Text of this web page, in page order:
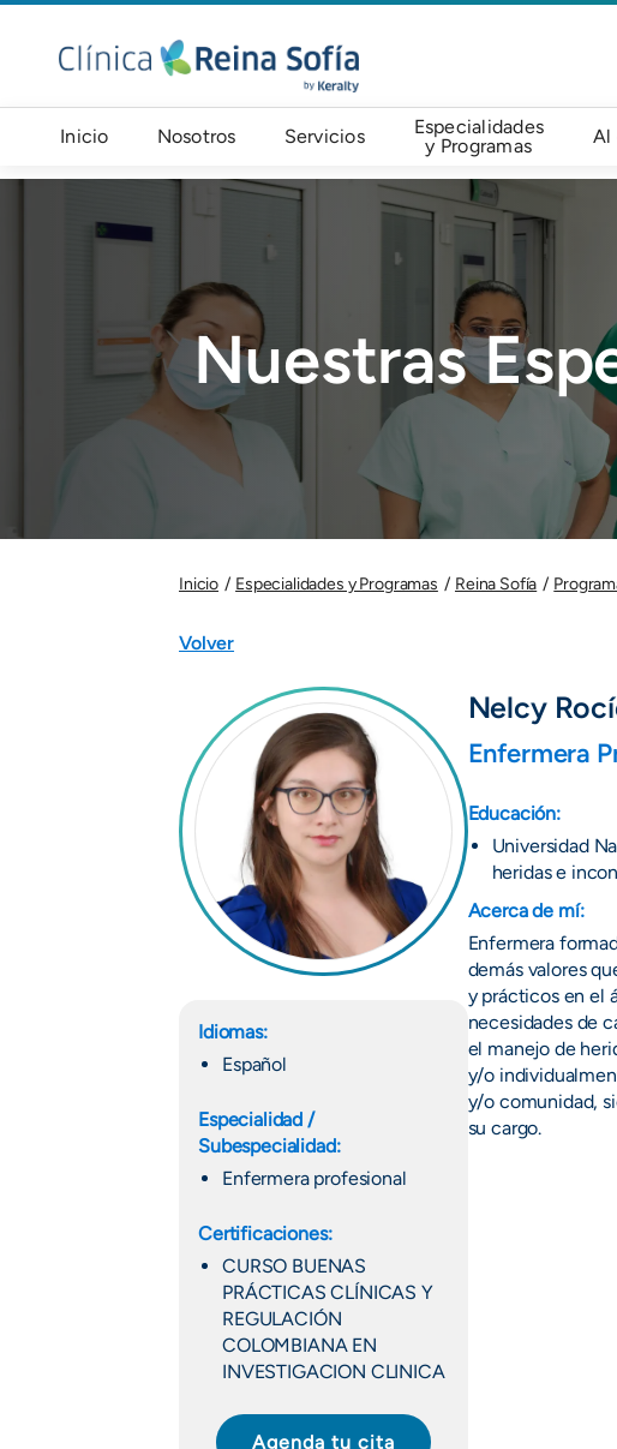
Pasar al contenido principal
Navegación principal
Inicio Nosotros Servicios
Especialidades
y Programas
Al
Nuestras
Inicio Especialidades y Programas Reina Sofía
Volver
Idiomas:
Español
Especialidad /
Subespecialidad:
Enfermera profesional
Certificaciones:
CURSO BUENAS
PRÁCTICAS CLÍNICAS Y
REGULACIÓN
COLOMBIANA EN
INVESTIGACION CLINICA
Agenda tu cita
Nelcy
Enfermera
Educación:
Universidad
heridas e
Acerca de mí:
Enfermera
demás valores
y prácticos en el
necesidades de
el manejo de
y/o
y/o comunidad,
su cargo.